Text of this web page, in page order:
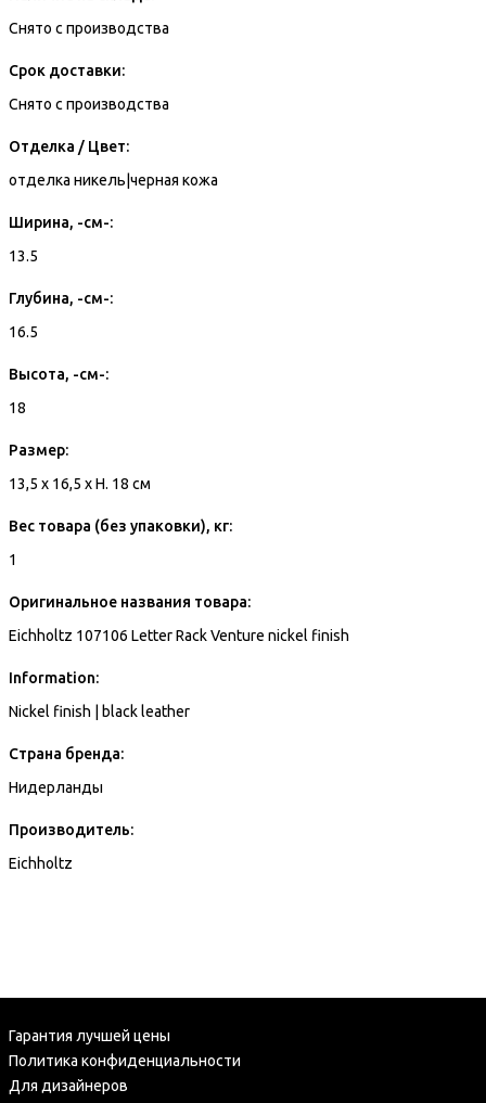
Снято с производства
Срок доставки:
Снято с производства
Отделка / Цвет:
отделка никель|черная кожа
Ширина, -см-:
13.5
Глубина, -см-:
16.5
Высота, -см-:
18
Размер:
13,5 x 16,5 x H. 18 см
Вес товара (без упаковки), кг:
1
Оригинальное названия товара:
Eichholtz 107106 Letter Rack Venture nickel finish
Information:
Nickel finish | black leather
Страна бренда:
Нидерланды
Производитель:
Eichholtz
Гарантия лучшей цены
Политика конфиденциальности
Для дизайнеров